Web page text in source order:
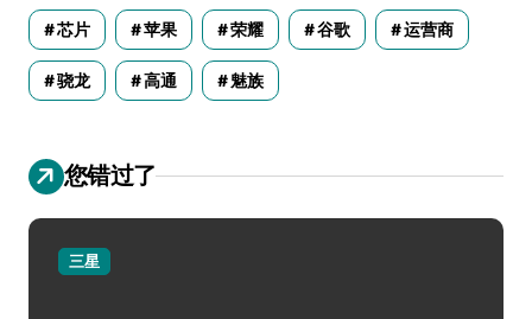
芯片 苹果 荣耀 谷歌 运营商
骁龙 高通 魅族
您错过了
三星